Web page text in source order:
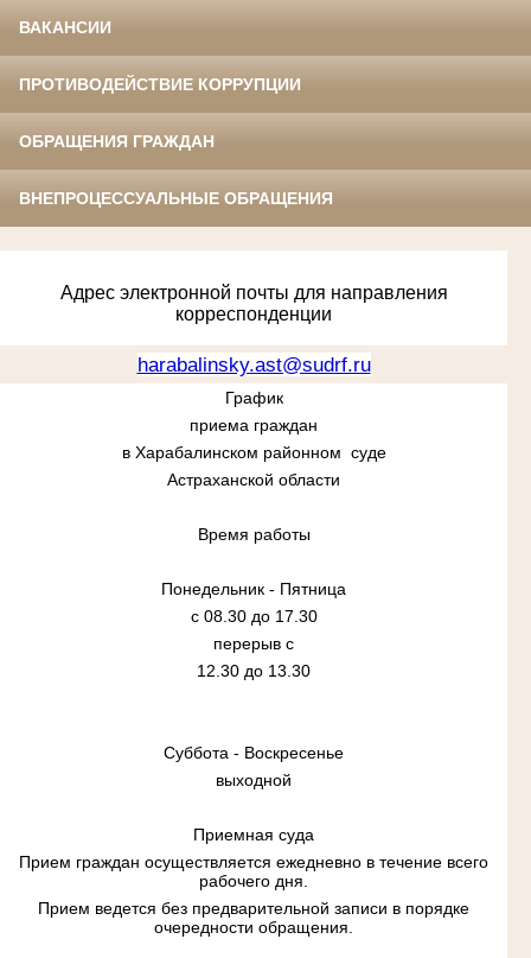
ВАКАНСИИ
ПРОТИВОДЕЙСТВИЕ КОРРУПЦИИ
ОБРАЩЕНИЯ ГРАЖДАН
ВНЕПРОЦЕССУАЛЬНЫЕ ОБРАЩЕНИЯ
Адрес электронной почты для направления
корреспонденции
harabalinsky.ast@sudrf.ru
График
приема граждан
в Харабалинском районном суде
Астраханской области
Время работы
Понедельник - Пятница
с 08.30 до 17.30
перерыв с
12.30 до 13.30
Суббота - Воскресенье
выходной
Приемная суда
Прием граждан осуществляется ежедневно в течение всего
рабочего дня.
Прием ведется без предварительной записи в порядке
очередности обращения.